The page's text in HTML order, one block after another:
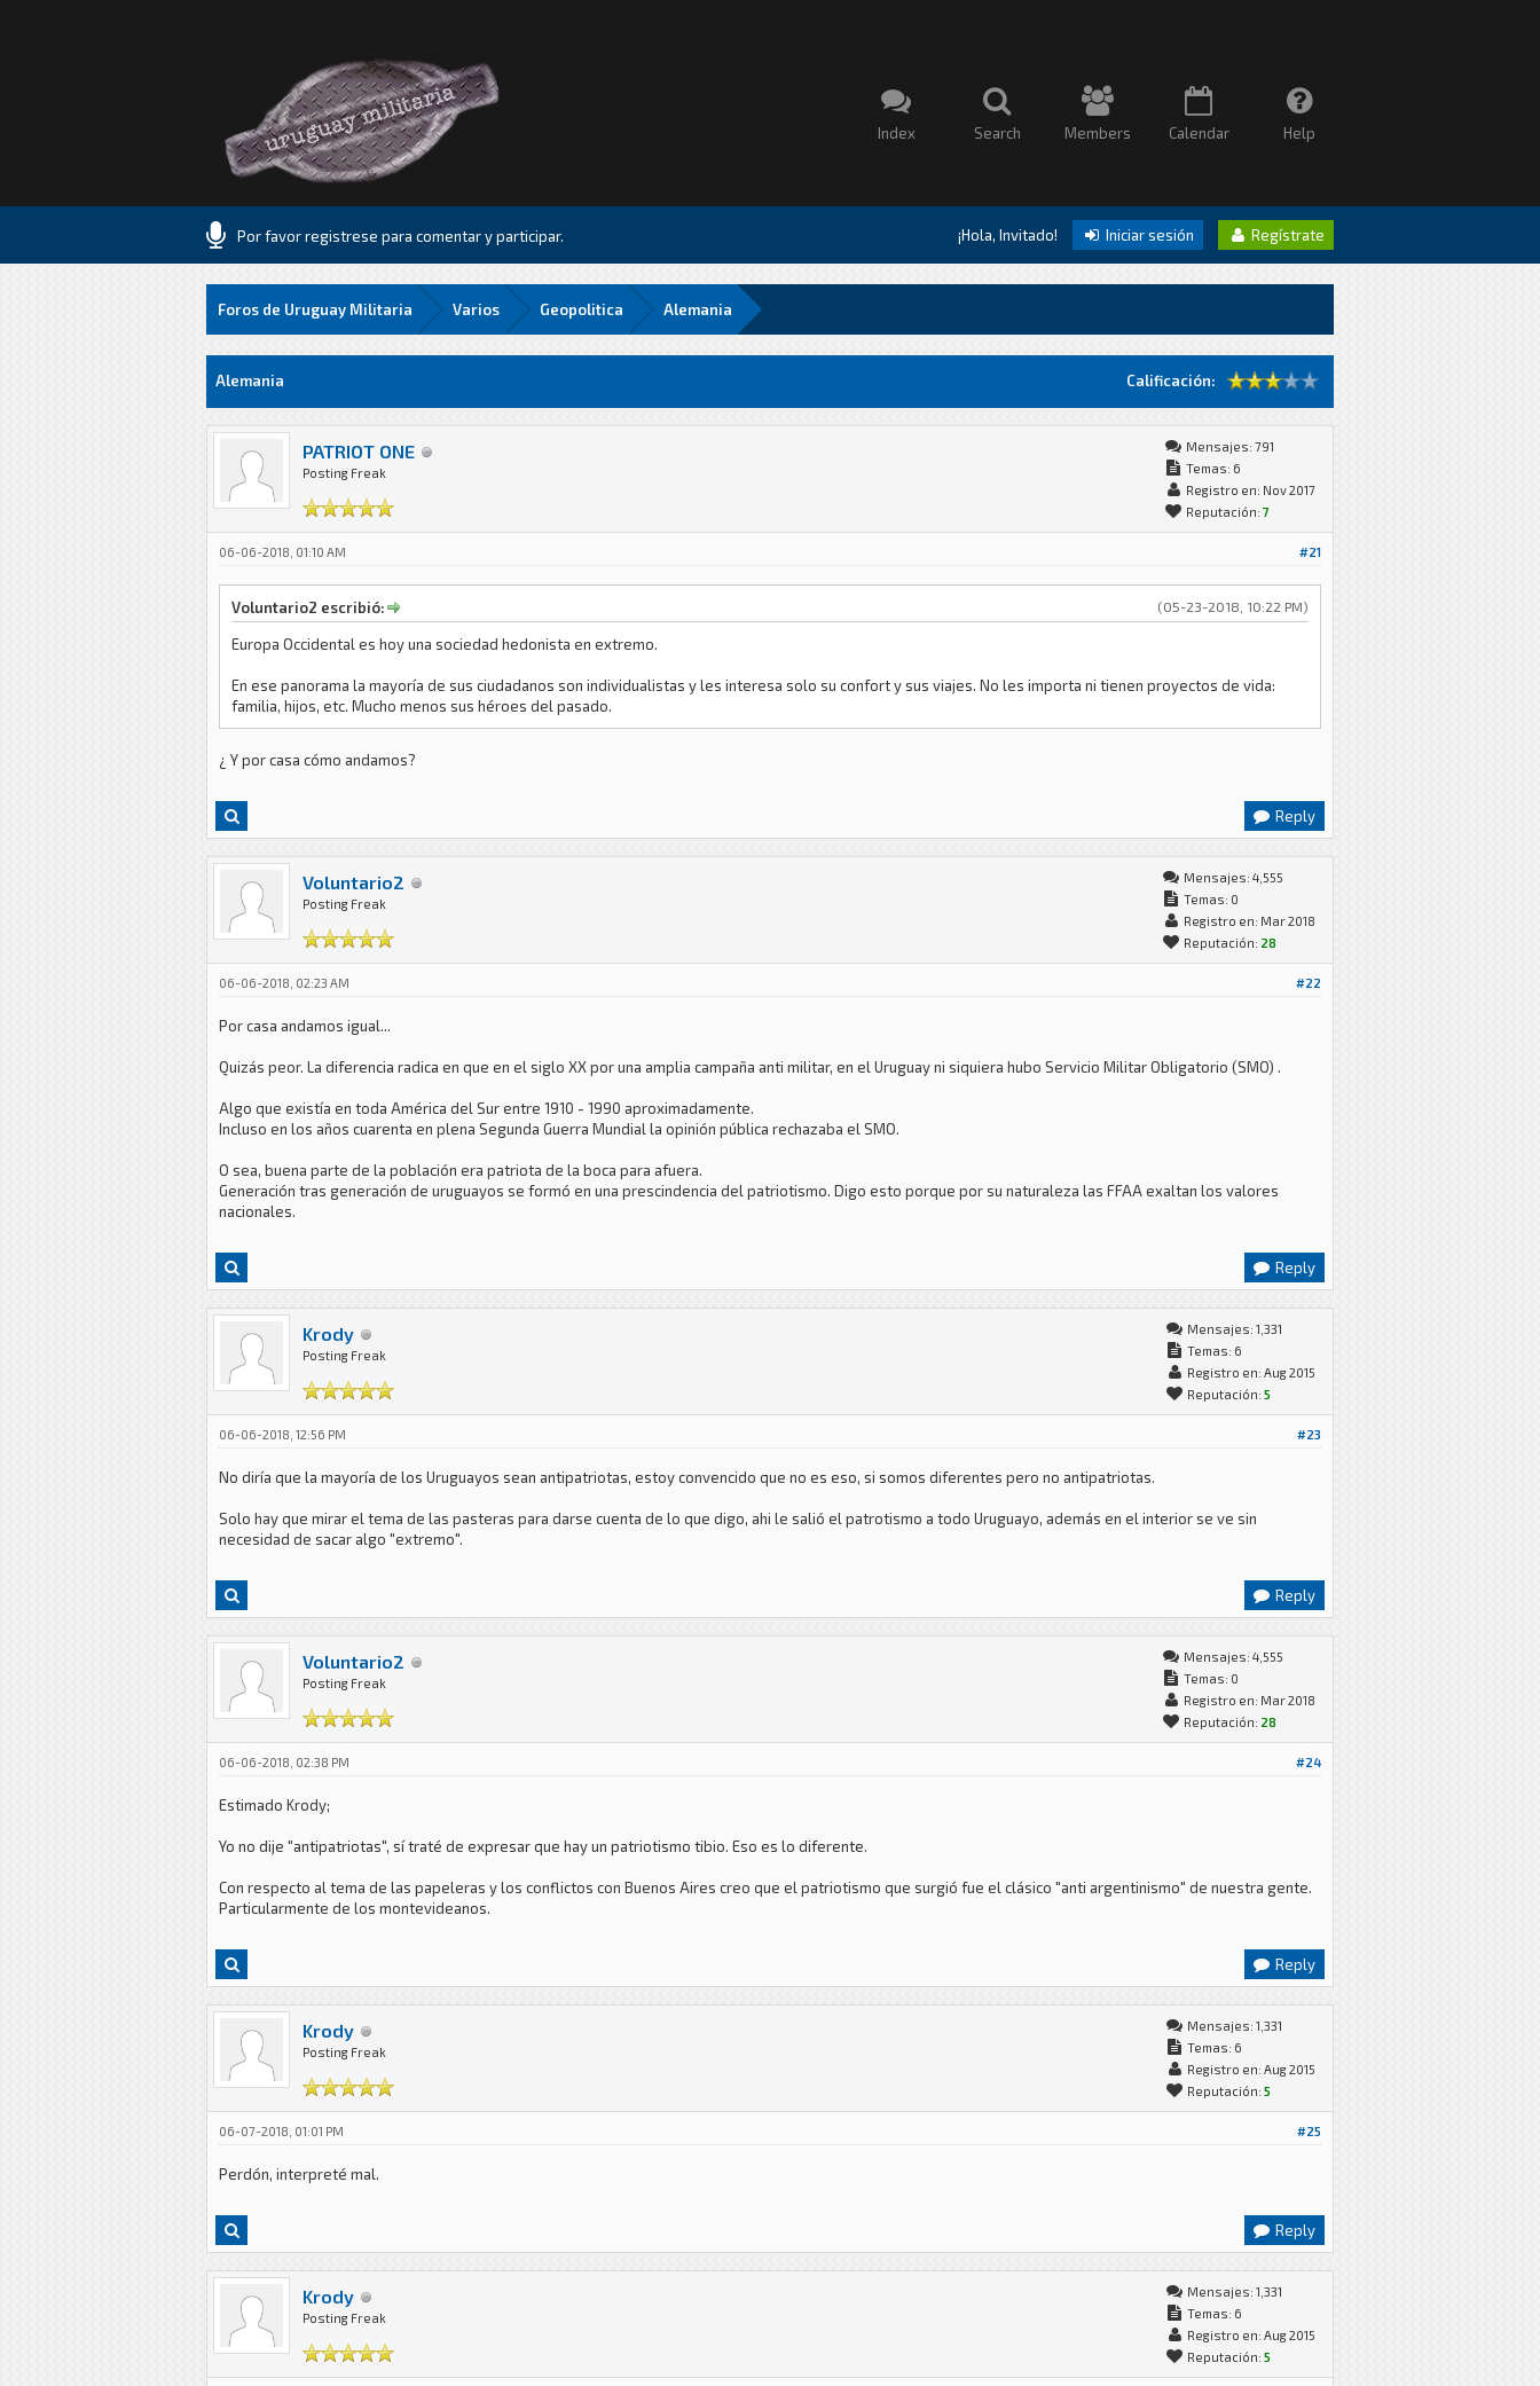
Index Search Members Calendar Help
Por favor registrese para comentar y participar. ¡Hola, Invitado! Iniciar sesión Regístrate
Foros de Uruguay Militaria Varios Geopolitica Alemania
Calificación:
2 voto(s) - 3 Media
1
2
3
4
5 Alemania
PATRIOT ONE
Posting Freak
Mensajes: 791
Temas: 6
Registro en: Nov 2017
Reputación: 7
#21
06-06-2018, 01:10 AM
(05-23-2018, 10:22 PM)
Voluntario2 escribió:
Europa Occidental es hoy una sociedad hedonista en extremo.
En ese panorama la mayoría de sus ciudadanos son individualistas y les interesa solo su confort y sus viajes. No les importa ni tienen proyectos de vida:
familia, hijos, etc. Mucho menos sus héroes del pasado.
¿ Y por casa cómo andamos?
Reply
Voluntario2
Posting Freak
Mensajes: 4,555
Temas: 0
Registro en: Mar 2018
Reputación: 28
#22
06-06-2018, 02:23 AM
Por casa andamos igual...
Quizás peor. La diferencia radica en que en el siglo XX por una amplia campaña anti militar, en el Uruguay ni siquiera hubo Servicio Militar Obligatorio (SMO) .
Algo que existía en toda América del Sur entre 1910 - 1990 aproximadamente.
Incluso en los años cuarenta en plena Segunda Guerra Mundial la opinión pública rechazaba el SMO.
O sea, buena parte de la población era patriota de la boca para afuera.
Generación tras generación de uruguayos se formó en una prescindencia del patriotismo. Digo esto porque por su naturaleza las FFAA exaltan los valores
nacionales.
Reply
Krody
Posting Freak
Mensajes: 1,331
Temas: 6
Registro en: Aug 2015
Reputación: 5
#23
06-06-2018, 12:56 PM
No diría que la mayoría de los Uruguayos sean antipatriotas, estoy convencido que no es eso, si somos diferentes pero no antipatriotas.
Solo hay que mirar el tema de las pasteras para darse cuenta de lo que digo, ahi le salió el patrotismo a todo Uruguayo, además en el interior se ve sin
necesidad de sacar algo "extremo".
Reply
Voluntario2
Posting Freak
Mensajes: 4,555
Temas: 0
Registro en: Mar 2018
Reputación: 28
#24
06-06-2018, 02:38 PM
Estimado Krody;
Yo no dije "antipatriotas", sí traté de expresar que hay un patriotismo tibio. Eso es lo diferente.
Con respecto al tema de las papeleras y los conflictos con Buenos Aires creo que el patriotismo que surgió fue el clásico "anti argentinismo" de nuestra gente.
Particularmente de los montevideanos.
Reply
Krody
Posting Freak
Mensajes: 1,331
Temas: 6
Registro en: Aug 2015
Reputación: 5
#25
06-07-2018, 01:01 PM
Perdón, interpreté mal.
Reply
Krody
Posting Freak
Mensajes: 1,331
Temas: 6
Registro en: Aug 2015
Reputación: 5